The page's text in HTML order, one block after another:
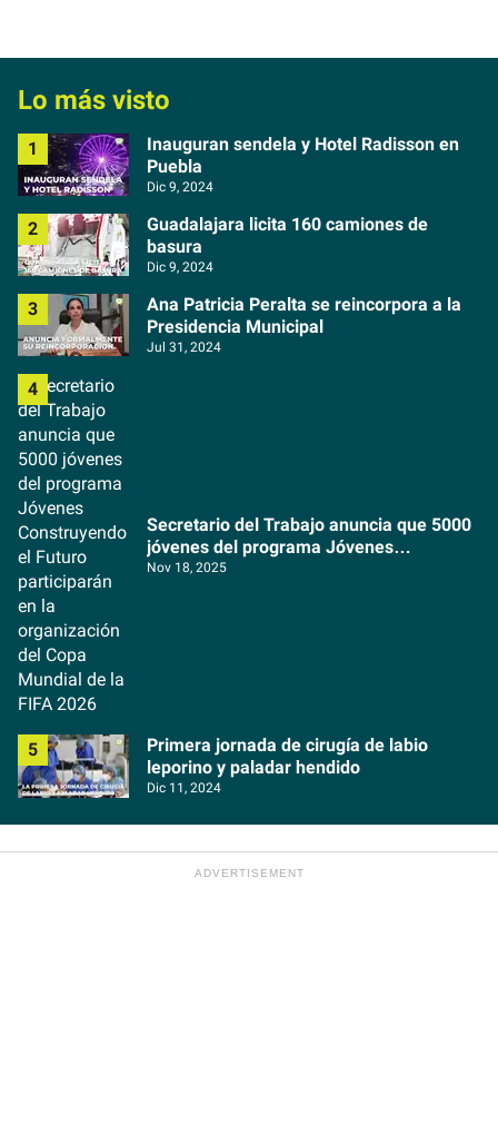
Lo más visto
Inauguran sendela y Hotel Radisson en
Puebla
Dic 9, 2024
Guadalajara licita 160 camiones de
basura
Dic 9, 2024
Ana Patricia Peralta se reincorpora a la
Presidencia Municipal
Jul 31, 2024
Secretario del Trabajo anuncia que 5000
jóvenes del programa Jóvenes
Construyendo el Futuro participarán en la
Nov 18, 2025
Primera jornada de cirugía de labio
leporino y paladar hendido
Dic 11, 2024